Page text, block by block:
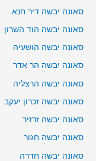
סאונה יבשה דיר חנא
סאונה יבשה הוד השרון
סאונה יבשה הושעיה
סאונה יבשה הר אדר
סאונה יבשה הרצליה
סאונה יבשה זכרון יעקב
סאונה יבשה זרזיר
סאונה יבשה חגור
סאונה יבשה חדרה